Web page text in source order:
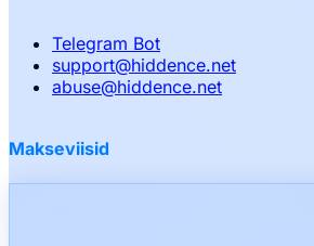
Telegram Bot
support@hiddence.net
abuse@hiddence.net
Makseviisid